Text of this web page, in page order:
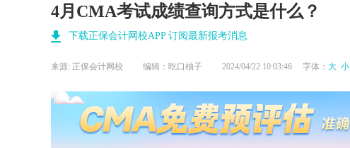
4月CMA考试成绩查询方式是什么？
下载正保会计网校APP 订阅最新报考消息
来源: 正保会计网校 编辑：吃口柚子 2024/04/22 10:03:46 字体： 大 小